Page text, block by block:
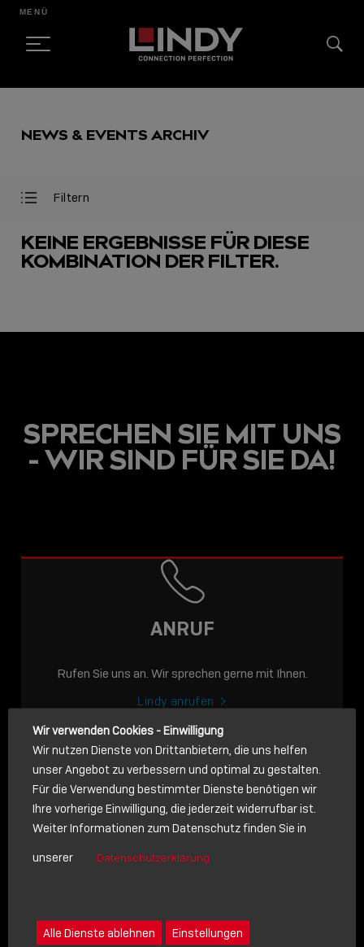
CONTENT
MENÜ
NEWS & EVENTS ARCHIV
Filter
Filter
Filtern
USB-C ÜBER LANGE
DISTANZEN: AKTIVE
USB-C-KABEL FÜR
STABILE 10 GBIT/S BIS
LINDY ACADEMY
KEINE ERGEBNISSE FÜR DIESE
KOMBINATION DER FILTER.
SPRECHEN SIE MIT UNS
- WIR SIND FÜR SIE DA!
ANRUF
Rufen Sie uns an. Wir sprechen gerne mit Ihnen.
Lindy anrufen
NACHRICHT
Schreiben Sie lieber? Dann schicken Sie uns gerne eine
Wir verwenden Cookies - Einwilligung
Wir nutzen Dienste von Drittanbietern, die uns helfen
unser Angebot zu verbessern und optimal zu gestalten.
Für die Verwendung bestimmter Dienste benötigen wir
Ihre vorherige Einwilligung, die jederzeit widerrufbar ist.
Weiter Informationen zum Datenschutz finden Sie in
unserer
Datenschutzerklärung
Alle Dienste ablehnen Einstellungen